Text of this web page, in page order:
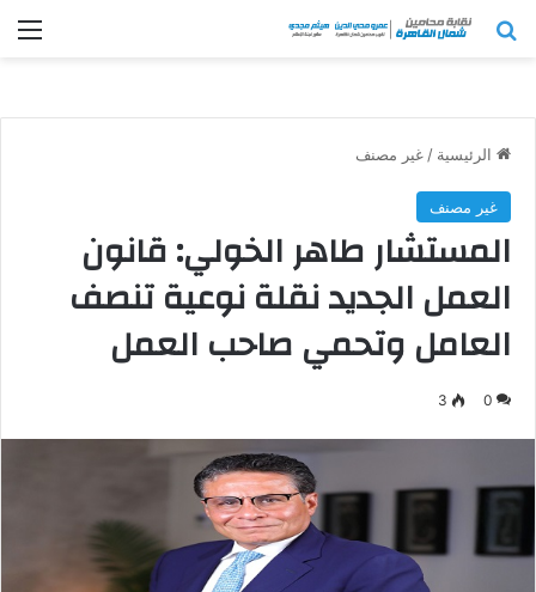
بحث عن
الرئيسية / غير مصنف
غير مصنف
المستشار طاهر الخولي: قانون
العمل الجديد نقلة نوعية تنصف
العامل وتحمي صاحب العمل
0
3